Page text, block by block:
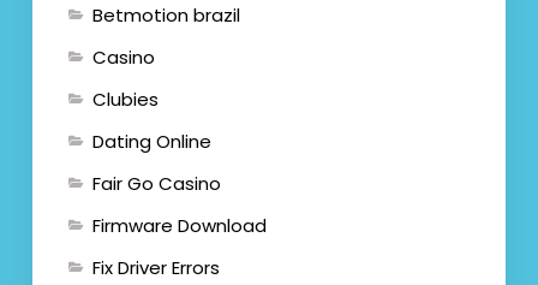
Betmotion brazil
Casino
Clubies
Dating Online
Fair Go Casino
Firmware Download
Fix Driver Errors